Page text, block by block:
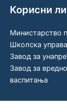
Корисни
Министарство
Школска
Завод за
Завод за
васпитања